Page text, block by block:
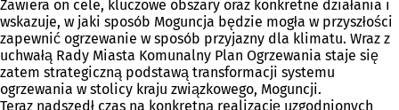
Zawiera on cele, kluczowe obszary oraz konkretne działania i
wskazuje, w jaki sposób Moguncja będzie mogła w przyszłości
zapewnić ogrzewanie w sposób przyjazny dla klimatu. Wraz z
uchwałą Rady Miasta Komunalny Plan Ogrzewania staje się
zatem strategiczną podstawą transformacji systemu
ogrzewania w stolicy kraju związkowego, Moguncji.
Teraz nadszedł czas na konkretną realizację uzgodnionych